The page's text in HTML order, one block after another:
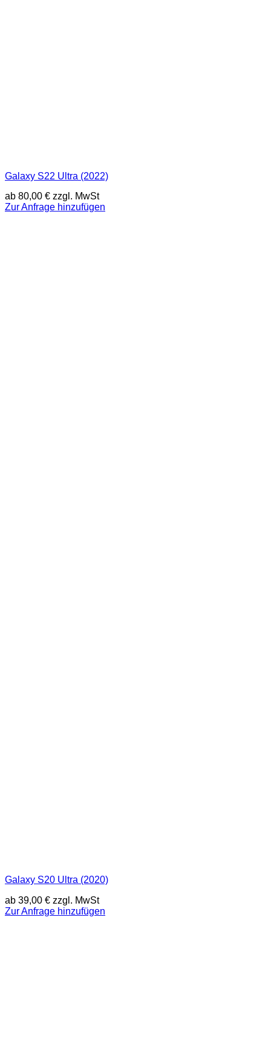
Galaxy S22 Ultra (2022)
ab 80,00 € zzgl. MwSt
Zur Anfrage hinzufügen
Galaxy S20 Ultra (2020)
ab 39,00 € zzgl. MwSt
Zur Anfrage hinzufügen